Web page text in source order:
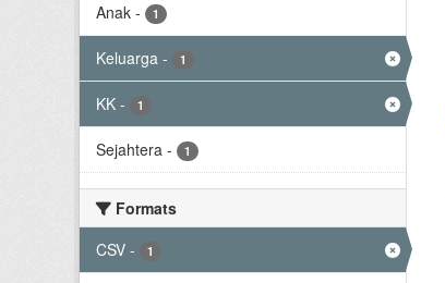
Anak - 1
Keluarga - 1
KK - 1
Sejahtera - 1
Formats
CSV - 1